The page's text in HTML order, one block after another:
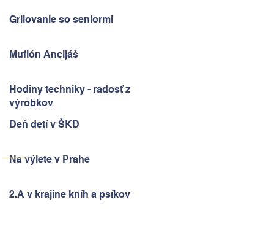
Grilovanie so seniormi
Muflón Ancijáš
Hodiny techniky - radosť z
výrobkov
Deň detí v ŠKD
Na výlete v Prahe
2.A v krajine kníh a psíkov